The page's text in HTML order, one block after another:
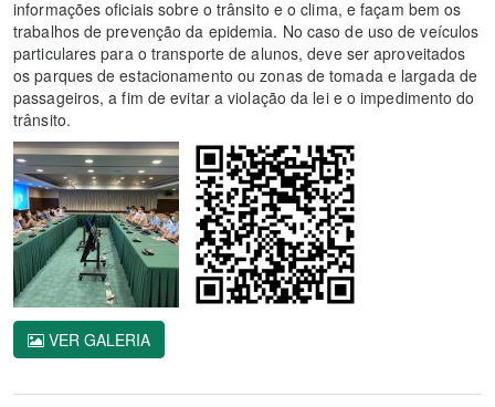
informações oficiais sobre o trânsito e o clima, e façam bem os
trabalhos de prevenção da epidemia. No caso de uso de veículos
particulares para o transporte de alunos, deve ser aproveitados
os parques de estacionamento ou zonas de tomada e largada de
passageiros, a fim de evitar a violação da lei e o impedimento do
trânsito.
VER GALERIA